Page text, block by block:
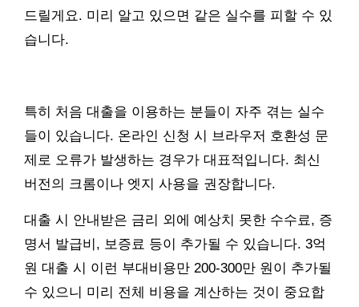
드릴게요. 미리 알고 있으면 같은 실수를 피할 수 있
습니다.
특히 처음 대출을 이용하는 분들이 자주 겪는 실수
들이 있습니다. 온라인 신청 시 브라우저 호환성 문
제로 오류가 발생하는 경우가 대표적입니다. 최신
버전의 크롬이나 엣지 사용을 권장합니다.
대출 시 안내받은 금리 외에 예상치 못한 수수료, 증
명서 발급비, 보증료 등이 추가될 수 있습니다. 3억
원 대출 시 이런 부대비용만 200-300만 원이 추가될
수 있으니 미리 전체 비용을 계산하는 것이 중요합